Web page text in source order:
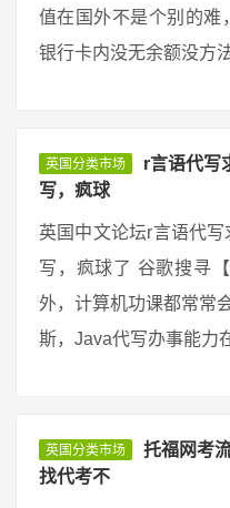
值在国外不是个别的难
银行卡内没无余额没方
英国分类市场
r言语代写
写，疯球
英国中文论坛r言语代
写，疯球了 谷歌搜寻
外，计算机功课都常常
斯，Java代写办事能力
英国分类市场
托福网考
找代考不